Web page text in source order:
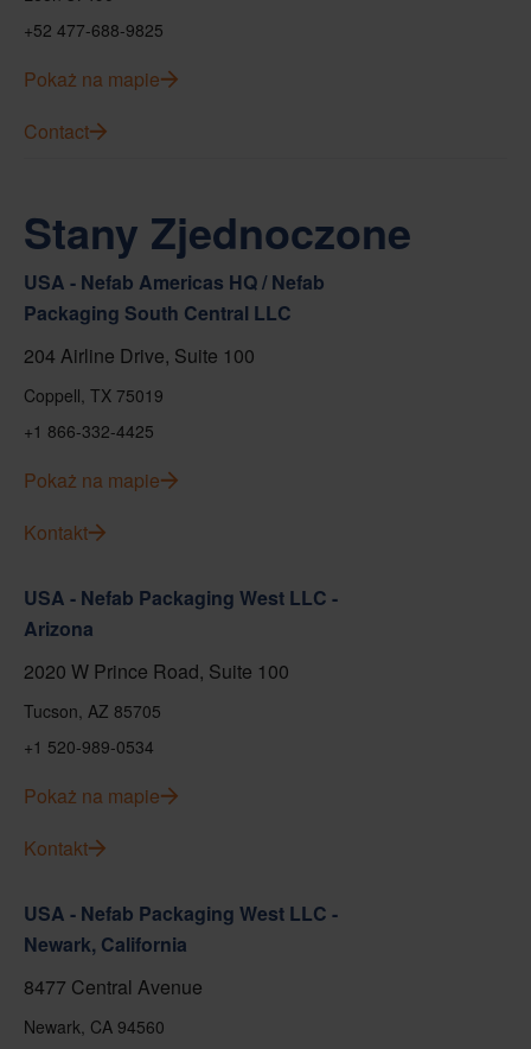
+52 477-688-9825
Pokaż na mapie
Contact
Stany Zjednoczone
USA - Nefab Americas HQ / Nefab
Packaging South Central LLC
204 Airline Drive, Suite 100
Coppell, TX 75019
+1 866-332-4425
Pokaż na mapie
Kontakt
USA - Nefab Packaging West LLC -
Arizona
2020 W Prince Road, Suite 100
Tucson, AZ 85705
+1 520-989-0534
Pokaż na mapie
Kontakt
USA - Nefab Packaging West LLC -
Newark, California
8477 Central Avenue
Newark, CA 94560